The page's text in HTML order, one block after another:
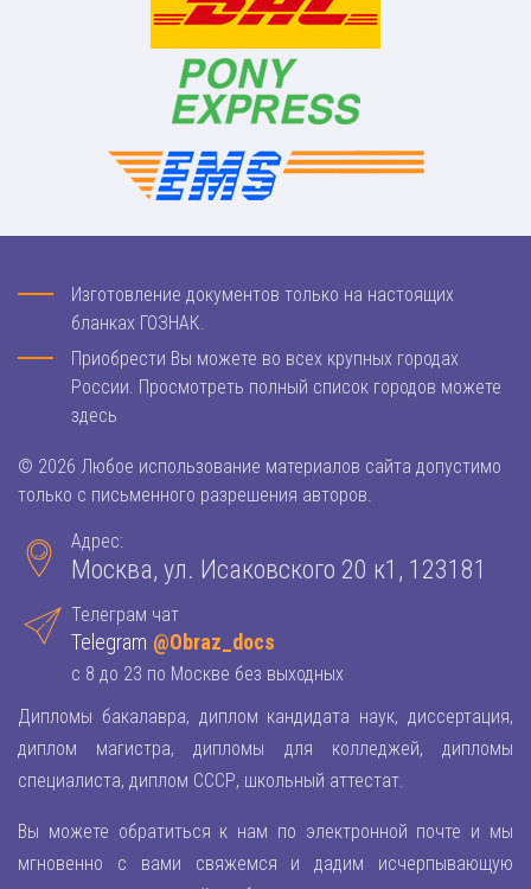
Изготовление документов только на настоящих
бланках ГОЗНАК.
Приобрести Вы можете во всех крупных городах
России. Просмотреть полный список городов можете
здесь
© 2026 Любое использование материалов сайта допустимо
только с письменного разрешения авторов.
Адрес:
Москва, ул. Исаковского 20 к1, 123181
Телеграм чат
Telegram @Obraz_docs
с 8 до 23 по Москве без выходных
Дипломы бакалавра, диплом кандидата наук, диссертация,
диплом магистра, дипломы для колледжей, дипломы
специалиста, диплом СССР, школьный аттестат.
Вы можете обратиться к нам по электронной почте и мы
мгновенно с вами свяжемся и дадим исчерпывающую